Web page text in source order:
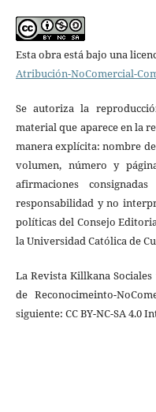
Esta obra está bajo una
Atribución-NoComercial-
Se autoriza la
material que aparece en la
manera explícita: nombre
volumen, número y
afirmaciones
responsabilidad y no
políticas del Consejo
la Universidad Católica de
La Revista Killkana
de Reconocimeinto-
siguiente: CC BY-NC-SA 4.0